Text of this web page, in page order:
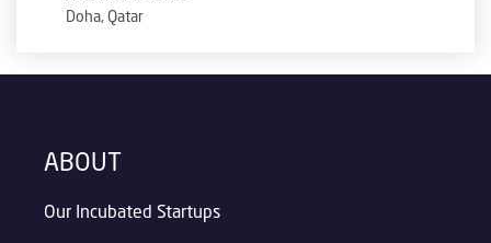
Doha, Qatar
ABOUT
Our Incubated Startups